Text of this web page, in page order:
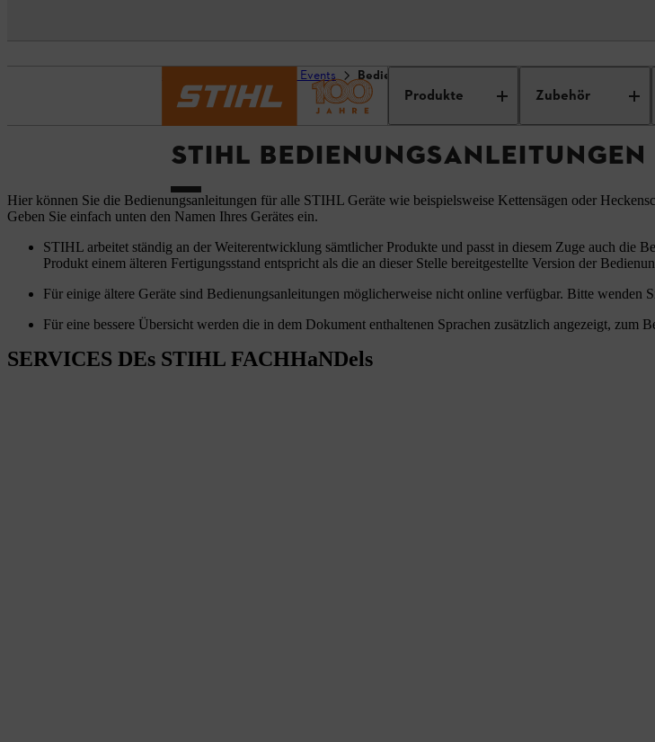
Produkte Zubehör
Service und Events Bedienungsanleitungen
STIHL BEDIENUNGSANLEITUNGEN
Hier können Sie die Bedienungsanleitungen für alle STIHL Geräte wie beispielsweise Kettensägen oder
Geben Sie einfach unten den Namen Ihres Gerätes ein.
STIHL arbeitet ständig an der Weiterentwicklung sämtlicher Produkte und passt in diesem Zuge auch die
Produkt einem älteren Fertigungsstand entspricht als die an dieser Stelle bereitgestellte Version der
Für einige ältere Geräte sind Bedienungsanleitungen möglicherweise nicht online verfügbar. Bitte wenden
Für eine bessere Übersicht werden die in dem Dokument enthaltenen Sprachen zusätzlich angezeigt, zum
SERVICES DEs STIHL FACHHaNDels